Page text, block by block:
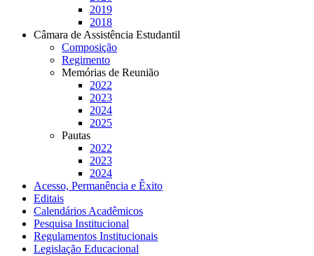
2019
2018
Câmara de Assistência Estudantil
Composição
Regimento
Memórias de Reunião
2022
2023
2024
2025
Pautas
2022
2023
2024
Acesso, Permanência e Êxito
Editais
Calendários Acadêmicos
Pesquisa Institucional
Regulamentos Institucionais
Legislação Educacional